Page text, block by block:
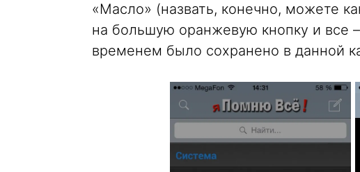
«Масло» (назвать, конечно, можете
на большую оранжевую кнопку и все
временем было сохранено в данной